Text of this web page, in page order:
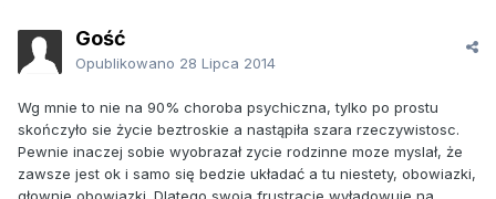
Gość
Opublikowano 28 Lipca 2014
Wg mnie to nie na 90% choroba psychiczna, tylko po prostu
skończyło sie życie beztroskie a nastąpiła szara rzeczywistosc.
Pewnie inaczej sobie wyobrazał zycie rodzinne moze myslał, że
zawsze jest ok i samo się bedzie układać a tu niestety, obowiazki,